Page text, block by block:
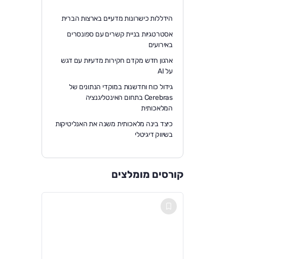
הידללות כישרונות מדעיים בארצות הברית
אסטרטגיות בניית קשרים עם ספונסרים
באירועים
ארגון חדש מקדם חקירות מדעיות עם דגש
על AI
גידול כוח וחדשנות במוקדי הנתונים של
Cerebras בתחום האינטליגנציה
המלאכותית
כיצד בינה מלאכותית משנה את האנליטיקות
בשיווק דיגיטלי
קורסים מומלצים